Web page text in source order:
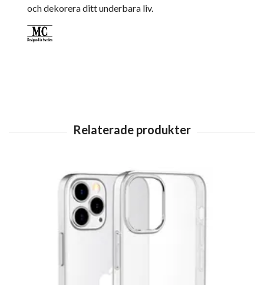
och dekorera ditt underbara liv.